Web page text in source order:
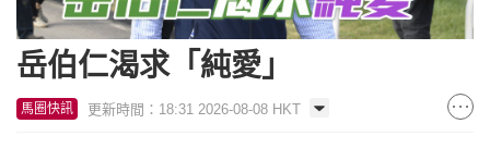
岳伯仁渴求「純愛」
馬圈快訊 更新時間：18:31 2026-08-08 HKT